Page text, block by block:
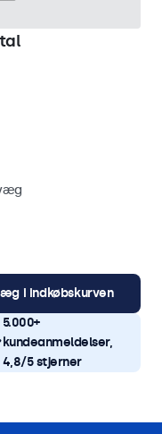
i indkøbskurven
5.000+
kundeanmeldelser,
4,8/5 stjerner